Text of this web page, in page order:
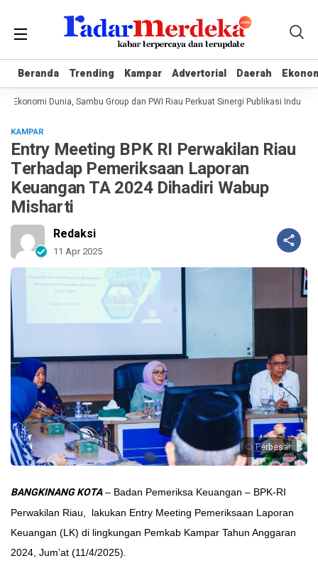
Beranda Trending Kampar Advertorial Daerah
Beranda Trending Kampar Advertorial Daerah
Ekonomi Dunia, Sambu Group dan PWI Riau Perkuat Sinergi Publikasi Industri
KAMPAR
Entry Meeting BPK RI Perwakilan Riau
Terhadap Pemeriksaan Laporan
Keuangan TA 2024 Dihadiri Wabup
Misharti
Redaksi
11 Apr 2025
Perbesar
BANGKINANG KOTA– Badan Pemeriksa Keuangan – BPK-RI
Perwakilan Riau, lakukan Entry Meeting Pemeriksaan Laporan
Keuangan (LK) di lingkungan Pemkab Kampar Tahun Anggaran
2024, Jum’at (11/4/2025).